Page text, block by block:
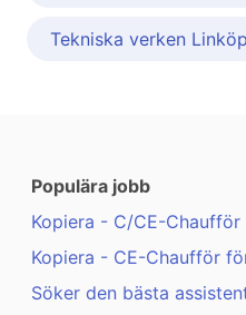
Tekniska verken
Populära jobb
Kopiera - C/CE-
Kopiera - CE-Chaufför
Söker den bästa